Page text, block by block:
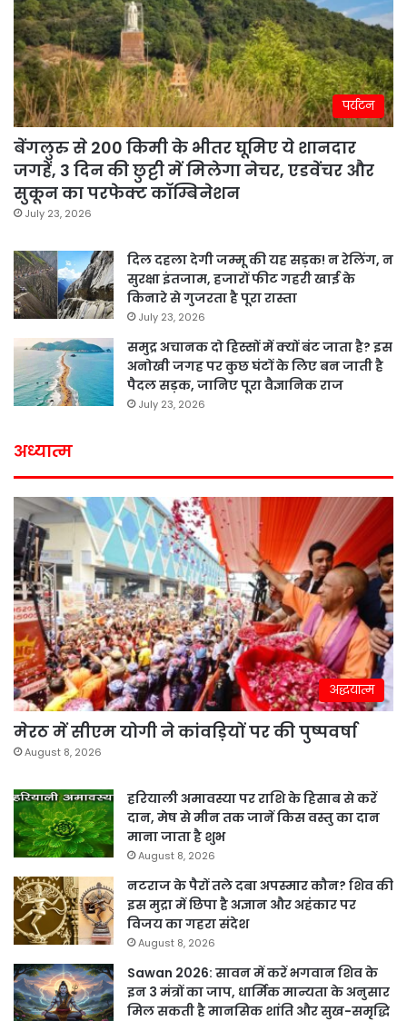
पर्यटन
बेंगलुरु से 200 किमी के भीतर घूमिए ये शानदार
जगहें, 3 दिन की छुट्टी में मिलेगा नेचर, एडवेंचर और
सुकून का परफेक्ट कॉम्बिनेशन
July 23, 2026
दिल दहला देगी जम्मू की यह सड़क! न रेलिंग, न
सुरक्षा इंतजाम, हजारों फीट गहरी खाई के
किनारे से गुजरता है पूरा रास्ता
July 23, 2026
समुद्र अचानक दो हिस्सों में क्यों बंट जाता है? इस
अनोखी जगह पर कुछ घंटों के लिए बन जाती है
पैदल सड़क, जानिए पूरा वैज्ञानिक राज
July 23, 2026
अध्यात्म
अद्धयात्म
मेरठ में सीएम योगी ने कांवड़ियों पर की पुष्पवर्षा
August 8, 2026
हरियाली अमावस्या पर राशि के हिसाब से करें
दान, मेष से मीन तक जानें किस वस्तु का दान
माना जाता है शुभ
August 8, 2026
नटराज के पैरों तले दबा अपस्मार कौन? शिव की
इस मुद्रा में छिपा है अज्ञान और अहंकार पर
विजय का गहरा संदेश
August 8, 2026
Sawan 2026: सावन में करें भगवान शिव के
इन 3 मंत्रों का जाप, धार्मिक मान्यता के अनुसार
मिल सकती है मानसिक शांति और सुख-समृद्धि